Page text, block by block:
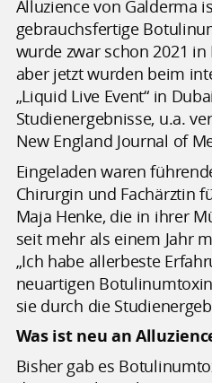
Alluzience von Galderma
gebrauchsfertige
wurde zwar schon 2021 in
aber jetzt wurden beim
„Liquid Live Event“ in
Studienergebnisse, u.a.
New England Journal of
Eingeladen waren
Chirurgin und Fachärztin
Maja Henke, die in ihrer
seit mehr als einem Jahr
„Ich habe allerbeste
neuartigen
sie durch die
Was ist neu an
Bisher gab es